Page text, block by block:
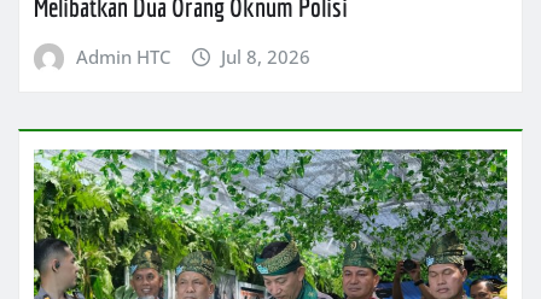
Melibatkan Dua Orang Oknum Polisi
Admin HTC Jul 8, 2026